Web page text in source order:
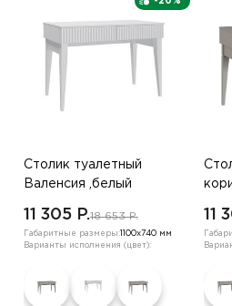
-20%
Столик туалетный
Валенсия ,белый
11 305 P.18 653 P.
Габаритные размеры: 1100х740 мм
Варианты исполнения (цвет):
11